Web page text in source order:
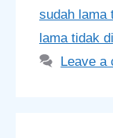
sudah lama
lama tidak
Leave a